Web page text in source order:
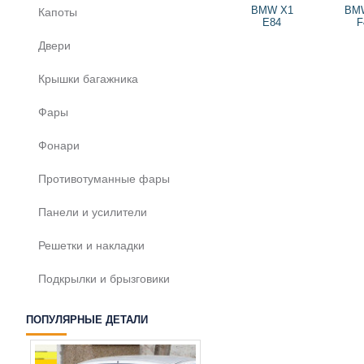
Капоты
Двери
Крышки багажника
Фары
Фонари
Противотуманные фары
Панели и усилители
Решетки и накладки
Подкрылки и брызговики
ПОПУЛЯРНЫЕ ДЕТАЛИ
BMW X1
E84